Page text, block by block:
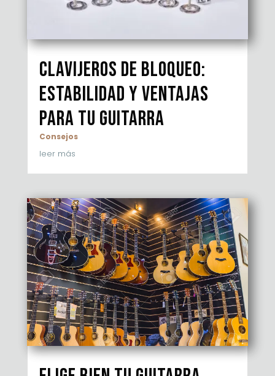
Clavijeros de bloqueo:
estabilidad y ventajas
para tu guitarra
Consejos
leer más